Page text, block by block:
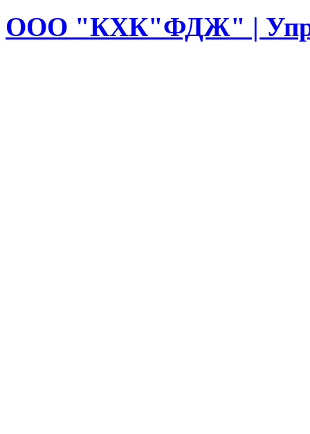
ООО "КХК"ФДЖ" |